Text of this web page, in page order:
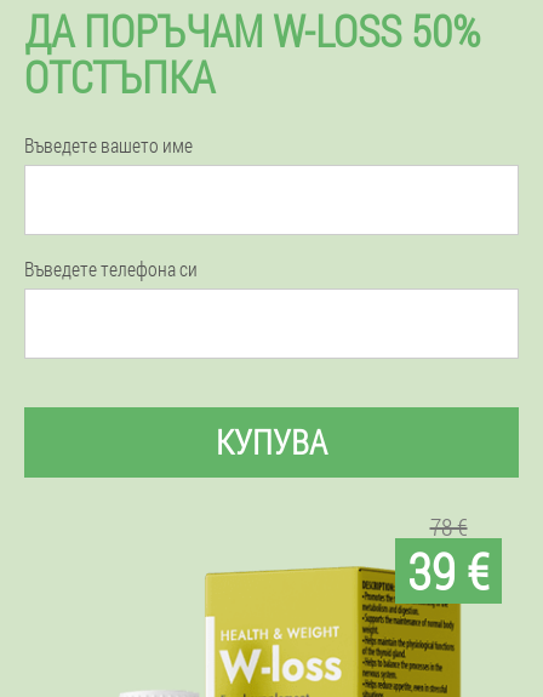
ДА ПОРЪЧАМ W-LOSS 50%
ОТСТЪПКА
Въведете вашето име
Въведете телефона си
КУПУВА
78 €
39 €